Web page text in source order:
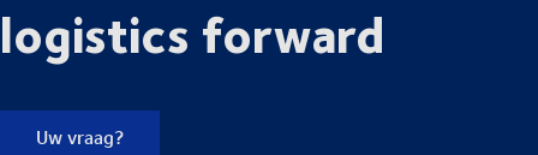
logistics forward
Uw vraag?